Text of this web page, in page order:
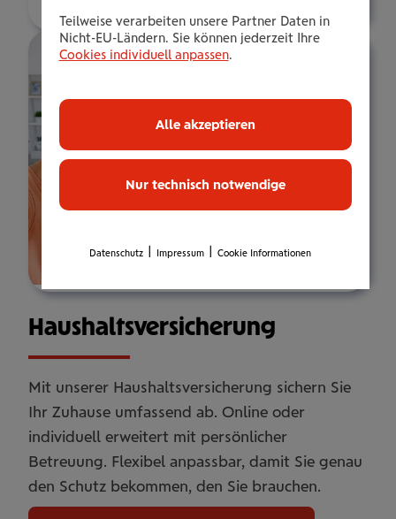
Haus­halts­ver­si­che­rung
Mit unserer Haushaltsversicherung sichern Sie
Ihr Zuhause umfassend ab. Online oder
individuell erweitert mit persönlicher
Betreuung. Flexibel anpassbar, damit Sie genau
den Schutz bekommen, den Sie brauchen.
Teilweise verarbeiten unsere Partner Daten in
Nicht-EU-Ländern. Sie können jederzeit Ihre
Cookies individuell anpassen.
Nur technisch notwendige
Alle akzeptieren
Datenschutz Impressum Cookie Informationen